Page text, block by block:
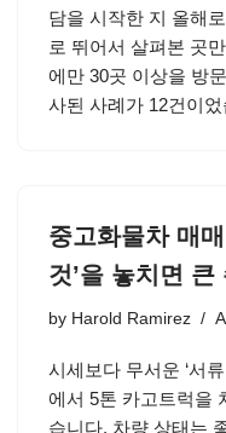
담을 시작한 지 올해
로 뛰어서 살펴본 곳
에만 30곳 이상을 방
사된 사례가 12건이
중고화물차 매
것’을 놓치면 큰
by Harold Ramirez
시세보다 무서운 ‘서
에서 5톤 카고트럭을
습니다. 차량 상태는